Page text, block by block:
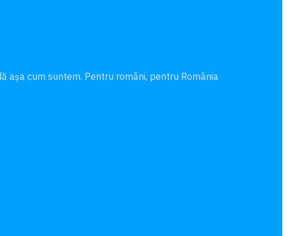
aşa cum suntem. Pentru români, pentru România